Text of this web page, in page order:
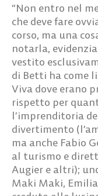
“Non entro nel
che deve fare
corso, ma una
notarla,
vestito
di Betti ha come
Viva dove erano
rispetto per
l’imprenditoria
divertimento
ma anche Fabio
al turismo e
Augier e altri);
Maki Maki,